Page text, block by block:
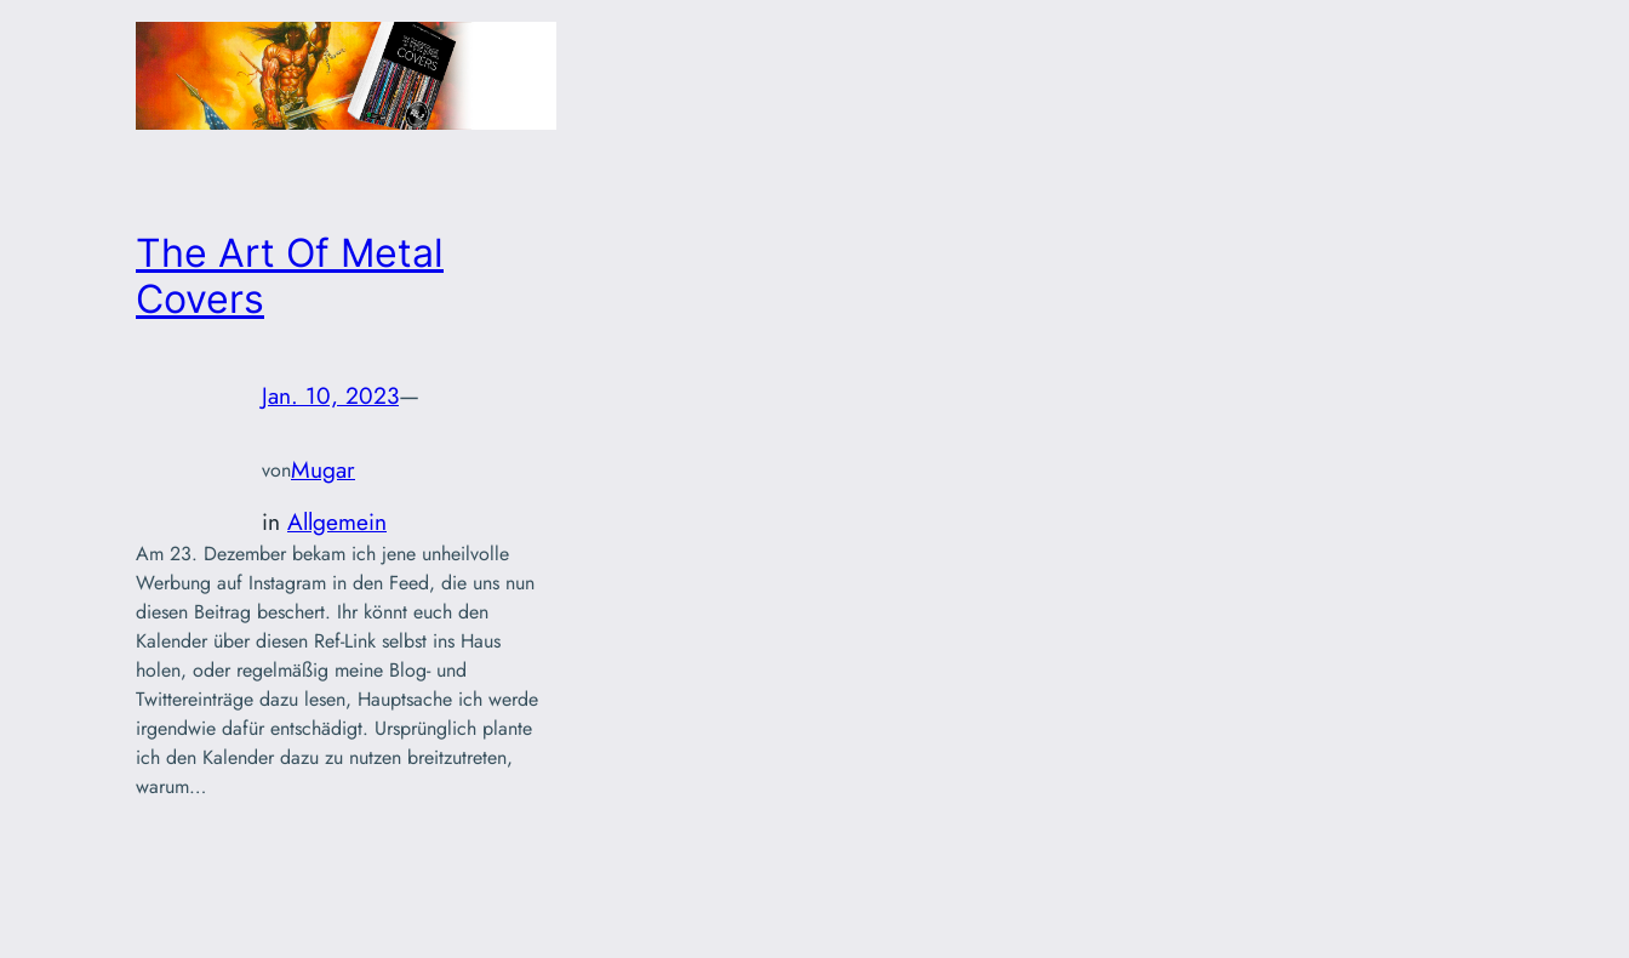
The Art Of Metal
Covers
Jan. 10, 2023—
vonMugar
in Allgemein
Am 23. Dezember bekam ich jene unheilvolle
Werbung auf Instagram in den Feed, die uns nun
diesen Beitrag beschert. Ihr könnt euch den
Kalender über diesen Ref-Link selbst ins Haus
holen, oder regelmäßig meine Blog- und
Twittereinträge dazu lesen, Hauptsache ich werde
irgendwie dafür entschädigt. Ursprünglich plante
ich den Kalender dazu zu nutzen breitzutreten,
warum…